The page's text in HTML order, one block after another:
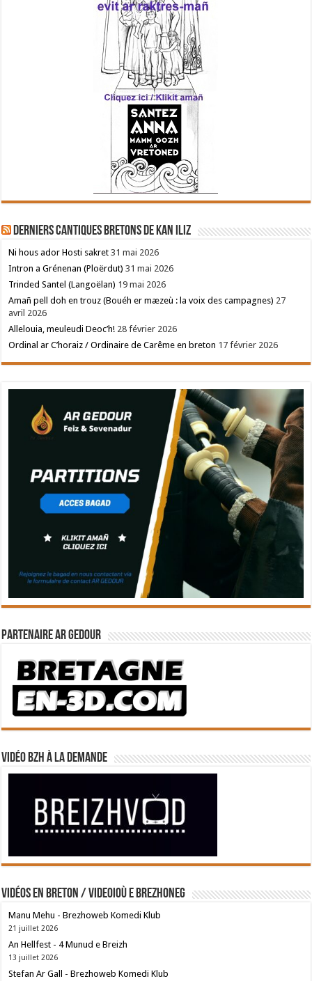
Derniers cantiques bretons de Kan Iliz
Ni hous ador Hosti sakret 31 mai 2026
Intron a Grénenan (Ploërdut) 31 mai 2026
Trinded Santel (Langoëlan) 19 mai 2026
Amañ pell doh en trouz (Bouéh er mæzeù : la voix des campagnes) 27
avril 2026
Allelouia, meuleudi Deoc’h! 28 février 2026
Ordinal ar C’horaiz / Ordinaire de Carême en breton 17 février 2026
Partenaire Ar Gedour
Vidéo BZH à la demande
Vidéos en breton / Videoioù e brezhoneg
Manu Mehu - Brezhoweb Komedi Klub
21 juillet 2026
An Hellfest - 4 Munud e Breizh
13 juillet 2026
Stefan Ar Gall - Brezhoweb Komedi Klub